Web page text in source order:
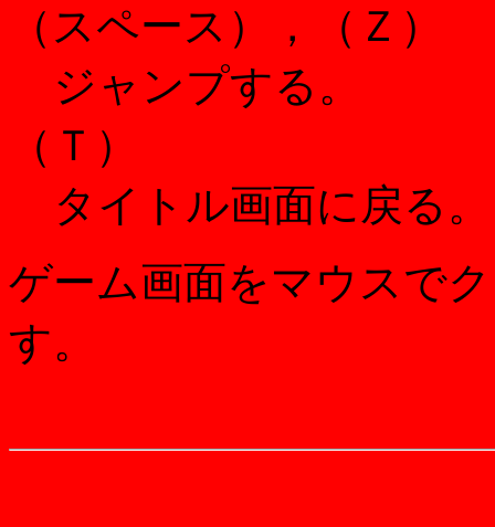
（スペース），（Ｚ）
ジャンプする。
（Ｔ）
タイトル画面に戻る。
ゲーム画面をマウスで
す。